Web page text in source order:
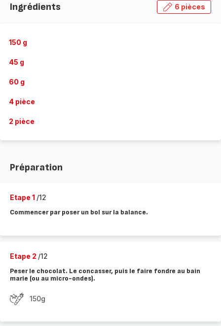
Ingrédients 6 pièces
150 g
45 g
60 g
4 pièce
2 pièce
Préparation
Etape 1 /12
Commencer par poser un bol sur la balance.
Etape 2 /12
Peser le chocolat. Le concasser, puis le faire fondre au bain
marie (ou au micro-ondes).
150g